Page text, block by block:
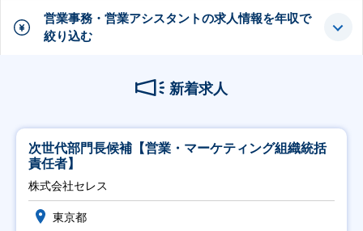
営業事務・営業アシスタントの求人情報を年収で
絞り込む
新着求人
次世代部門長候補【営業・マーケティング組織統括
責任者】
株式会社セレス
東京都